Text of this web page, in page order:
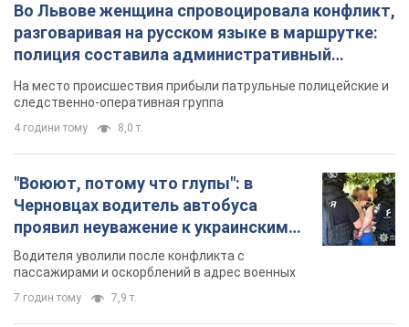
Во Львове женщина спровоцировала конфликт,
разговаривая на русском языке в маршрутке:
полиция составила административный
протокол. Видео
На место происшествия прибыли патрульные полицейские и
следственно-оперативная группа
4 години тому 8,0 т.
"Воюют, потому что глупы": в
Черновцах водитель автобуса
проявил неуважение к украинским
военным и поплатился за это.
Видео
Водителя уволили после конфликта с
пассажирами и оскорблений в адрес военных
7 годин тому 7,9 т.